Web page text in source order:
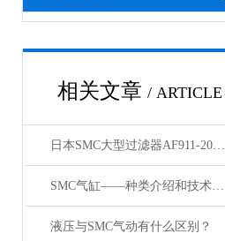
相关文章 / ARTICLE
日本SMC大型过滤器AF911-20和AF60-10的区别
SMC气缸——种类介绍和技术资料
液压与SMC气动有什么区别？